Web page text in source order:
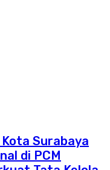
Kota Surabaya
di PCM